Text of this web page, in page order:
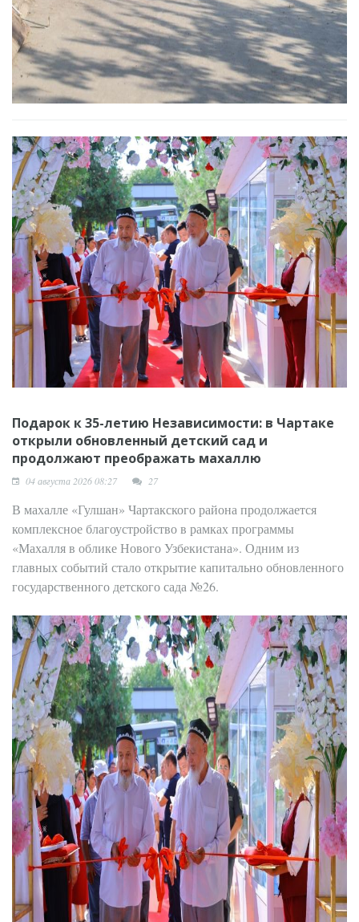
Подарок к 35-летию Независимости: в Чартаке
открыли обновленный детский сад и
продолжают преображать махаллю
04 августа 2026 08:27 27
В махалле «Гулшан» Чартакского района продолжается
комплексное благоустройство в рамках программы
«Махалля в облике Нового Узбекистана». Одним из
главных событий стало открытие капитально обновленного
государственного детского сада №26.